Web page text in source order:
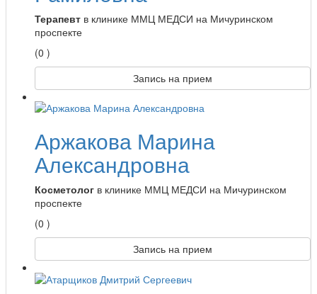
Терапевт в клинике ММЦ МЕДСИ на Мичуринском
проспекте
(0 )
Запись на прием
Аржакова Марина
Александровна
Косметолог в клинике ММЦ МЕДСИ на Мичуринском
проспекте
(0 )
Запись на прием